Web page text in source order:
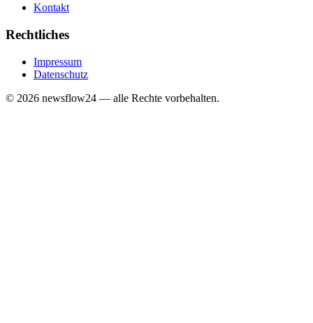
Kontakt
Rechtliches
Impressum
Datenschutz
© 2026 newsflow24 — alle Rechte vorbehalten.